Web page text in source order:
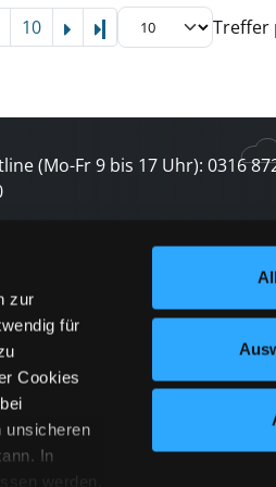
zur
für
Cookies
unsicheren
In
werden.
10 Letzte Seite Treffer
(Mo-Fr 9 bis 17 Uhr): 0316
keine Veranstaltung verpassen
abonnieren